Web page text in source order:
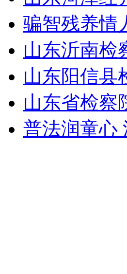
骗智残养情
山东沂南检
山东阳信县
山东省检察
普法润童